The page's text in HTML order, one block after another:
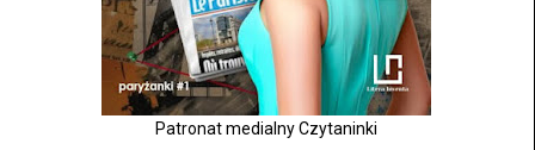
Patronat medialny Czytaninki